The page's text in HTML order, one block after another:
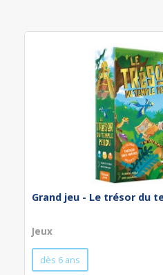
Grand jeu - Le trésor du
Jeux
dès 6 ans